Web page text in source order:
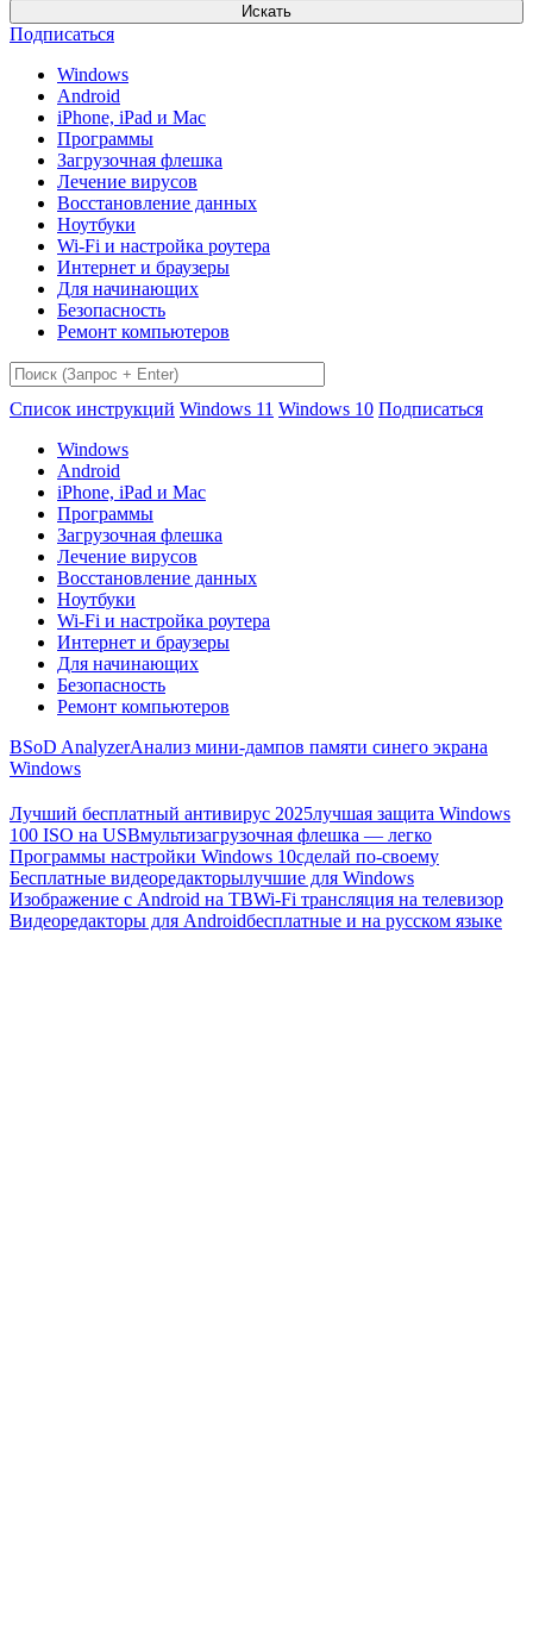
Искать
Подписаться
Windows
Android
iPhone, iPad и Mac
Программы
Загрузочная флешка
Лечение вирусов
Восстановление данных
Ноутбуки
Wi-Fi и настройка роутера
Интернет и браузеры
Для начинающих
Безопасность
Ремонт компьютеров
Список инструкций Windows 11 Windows 10 Подписаться
Windows
Android
iPhone, iPad и Mac
Программы
Загрузочная флешка
Лечение вирусов
Восстановление данных
Ноутбуки
Wi-Fi и настройка роутера
Интернет и браузеры
Для начинающих
Безопасность
Ремонт компьютеров
BSoD AnalyzerАнализ мини-дампов памяти синего экрана
Windows
Лучший бесплатный антивирус 2025лучшая защита Windows
100 ISO на USBмультизагрузочная флешка — легко
Программы настройки Windows 10сделай по-своему
Бесплатные видеоредакторылучшие для Windows
Изображение с Android на ТВWi-Fi трансляция на телевизор
Видеоредакторы для Androidбесплатные и на русском языке